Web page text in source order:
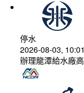
停水
2026-08-03,
辦理龍潭給水廠